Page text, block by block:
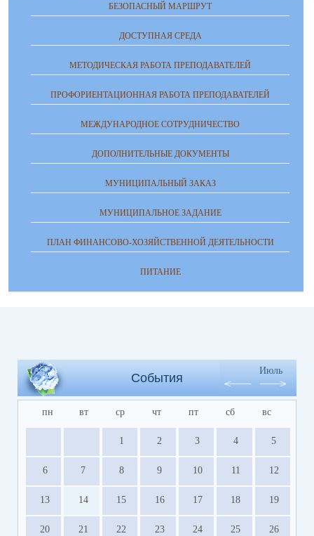
БЕЗОПАСНЫЙ МАРШРУТ
ДОСТУПНАЯ СРЕДА
МЕТОДИЧЕСКАЯ РАБОТА ПРЕПОДАВАТЕЛЕЙ
ПРОФОРИЕНТАЦИОННАЯ РАБОТА ПРЕПОДАВАТЕЛЕЙ
МЕЖДУНАРОДНОЕ СОТРУДНИЧЕСТВО
ДОПОЛНИТЕЛЬНЫЕ ДОКУМЕНТЫ
МУНИЦИПАЛЬНЫЙ ЗАКАЗ
МУНИЦИПАЛЬНОЕ ЗАДАНИЕ
ПЛАН ФИНАНСОВО-ХОЗЯЙСТВЕННОЙ ДЕЯТЕЛЬНОСТИ
ПИТАНИЕ
События
Июль
пн вт ср чт пт сб вс
1 2 3 4 5
6 7 8 9 10 11 12
13 14 15 16 17 18 19
20 21 22 23 24 25 26